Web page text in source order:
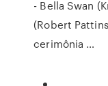
- Bella Swan
(Robert
cerimônia …